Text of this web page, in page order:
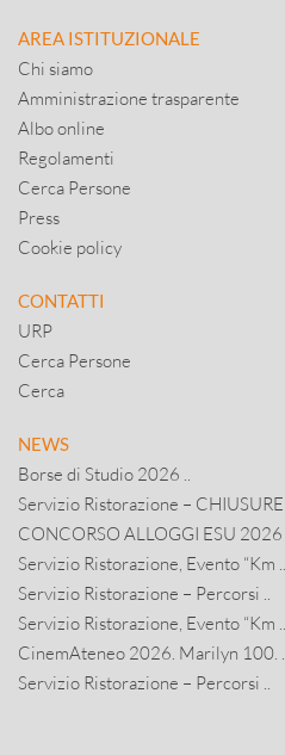
AREA ISTITUZIONALE
Chi siamo
Amministrazione trasparente
Albo online
Regolamenti
Cerca Persone
Press
Cookie policy
CONTATTI
URP
Cerca Persone
Cerca
NEWS
Borse di Studio 2026 ..
Servizio Ristorazione – CHIUSURE ..
CONCORSO ALLOGGI ESU 2026 ..
Servizio Ristorazione, Evento “Km ..
Servizio Ristorazione – Percorsi ..
Servizio Ristorazione, Evento “Km ..
CinemAteneo 2026. Marilyn 100. ..
Servizio Ristorazione – Percorsi ..